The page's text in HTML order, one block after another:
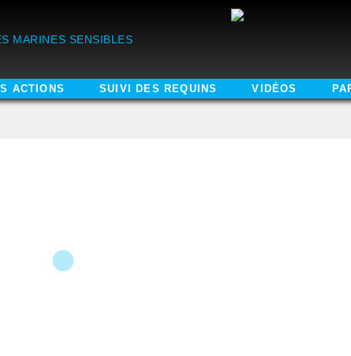
MARINES SENSIBLES
ACTIONS SUIVI DES REQUINS VIDÉOS